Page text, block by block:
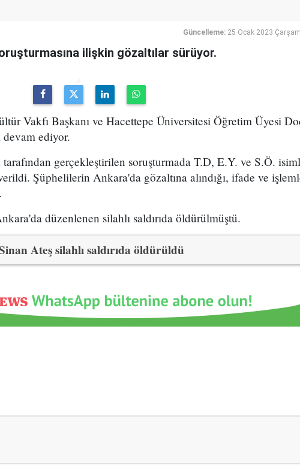
Güncelleme: 25 Ocak 2023
ilişkin gözaltılar sürüyor.
Vakfı Başkanı ve Hacettepe Üniversitesi Öğretim Üyesi
devam ediyor.
tarafından gerçekleştirilen soruşturmada T.D, E.Y. ve S.Ö.
Şüphelilerin Ankara'da gözaltına alındığı, ifade ve
düzenlenen silahlı saldırıda öldürülmüştü.
Ateş silahlı saldırıda öldürüldü